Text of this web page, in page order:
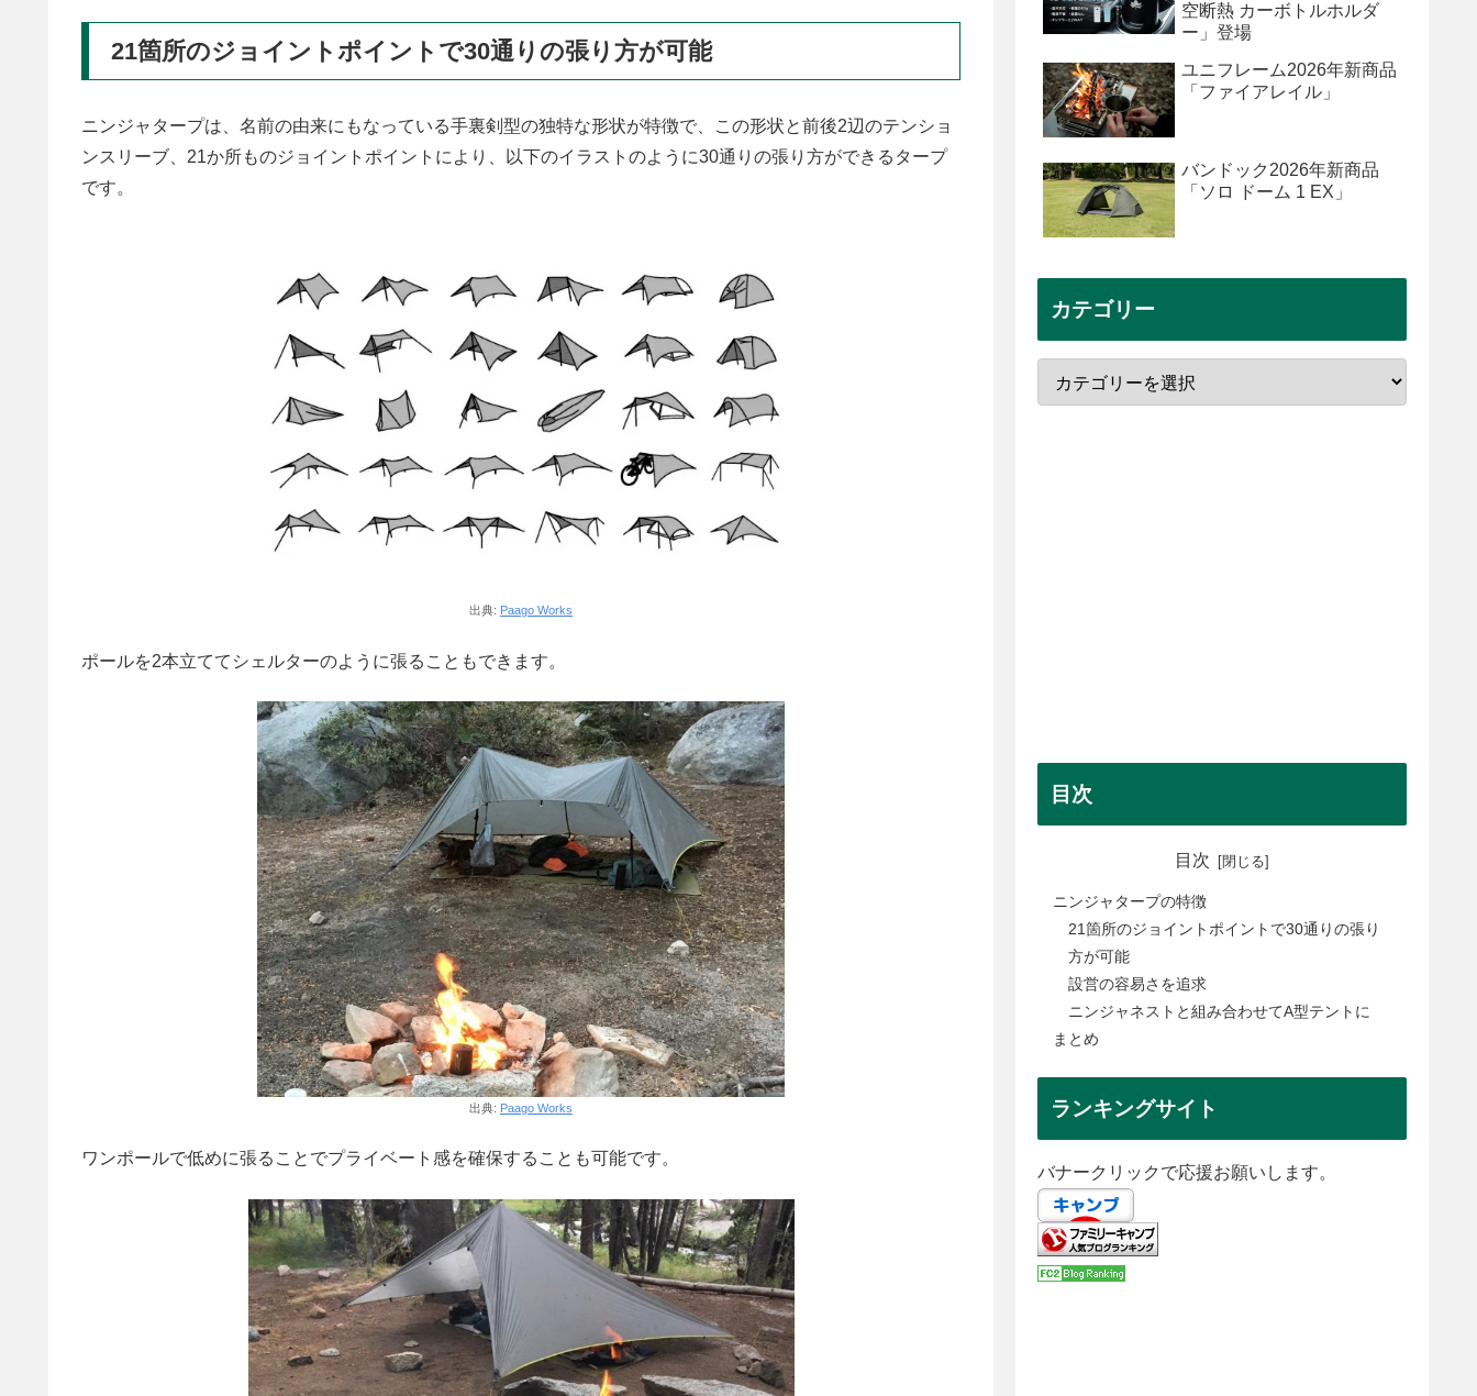
21箇所のジョイントポイントで30通りの張り方が可能
ニンジャタープは、名前の由来にもなっている手裏剣型の独特な形状が特徴で、この形状と前後2辺のテンショ
ンスリーブ、21か所ものジョイントポイントにより、以下のイラストのように30通りの張り方ができるタープ
です。
出典: Paago Works
ポールを2本立ててシェルターのように張ることもできます。
出典: Paago Works
ワンポールで低めに張ることでプライベート感を確保することも可能です。
空断熱 カーボトルホルダ
ー」登場
ユニフレーム2026年新商品
「ファイアレイル」
バンドック2026年新商品
「ソロ ドーム 1 EX」
カテゴリー
目次
目次
ニンジャタープの特徴
21箇所のジョイントポイントで30通りの張り
方が可能
設営の容易さを追求
ニンジャネストと組み合わせてA型テントに
まとめ
ランキングサイト
バナークリックで応援お願いします。